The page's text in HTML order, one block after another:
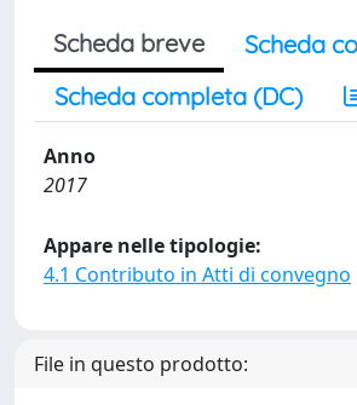
Scheda breve
Scheda
Scheda completa (DC)
Anno
2017
Appare nelle tipologie:
4.1 Contributo in Atti di convegno
File in questo prodotto: